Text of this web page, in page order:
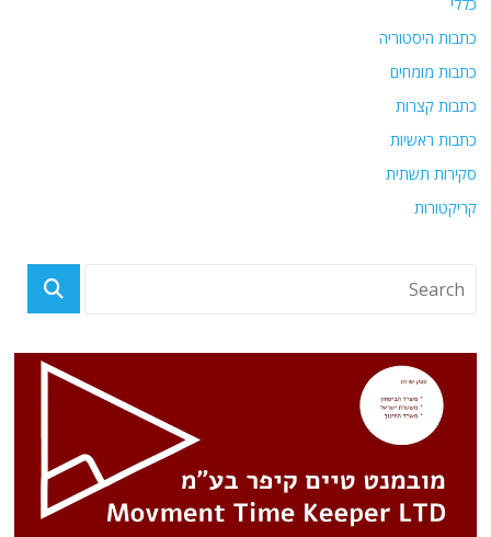
כתבות היסטוריה
כתבות מומחים
כתבות קצרות
כתבות ראשיות
סקירות תשתית
קריקטורות